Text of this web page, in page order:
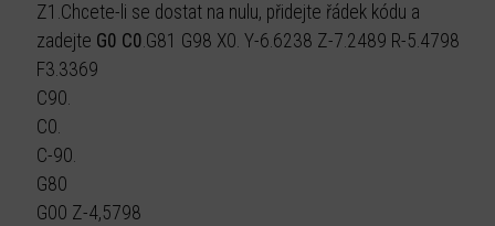
Z1.Chcete-li se dostat na nulu, přidejte řádek kódu a
zadejte G0 C0.G81 G98 X0. Y-6.6238 Z-7.2489 R-5.4798
F3.3369
C90.
C0.
C-90.
G80
G00 Z-4,5798